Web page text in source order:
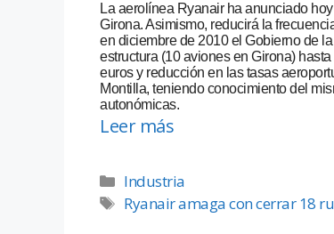
La aerolínea Ryanair ha anunciado
Girona. Asimismo, reducirá la
en diciembre de 2010 el Gobierno de
estructura (10 aviones en Girona)
euros y reducción en las tasas
Montilla, teniendo conocimiento del
autonómicas.
Leer más
Industria
Ryanair amaga con cerrar 18